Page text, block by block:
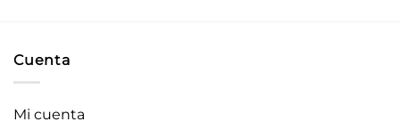
Cuenta
Mi cuenta